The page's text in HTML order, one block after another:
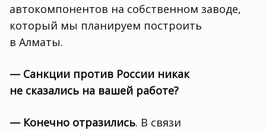
автокомпонентов на собственном заводе,
который мы планируем построить
в Алматы.
— Санкции против России никак
не сказались на вашей работе?
— Конечно отразились. В связи